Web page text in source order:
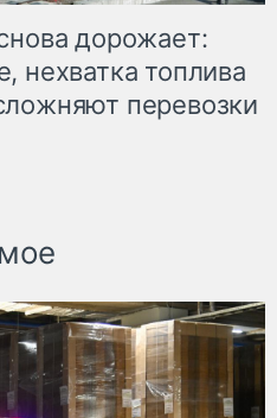
дорожает:
нехватка топлива
перевозки